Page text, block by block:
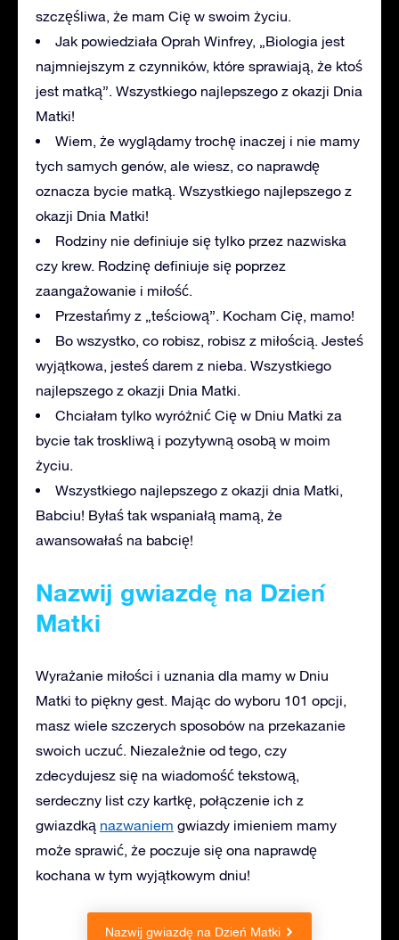
szczęśliwa, że mam Cię w swoim życiu.
Jak powiedziała Oprah Winfrey, „Biologia jest
najmniejszym z czynników, które sprawiają, że ktoś
jest matką”. Wszystkiego najlepszego z okazji Dnia
Matki!
Wiem, że wyglądamy trochę inaczej i nie mamy
tych samych genów, ale wiesz, co naprawdę
oznacza bycie matką. Wszystkiego najlepszego z
okazji Dnia Matki!
Rodziny nie definiuje się tylko przez nazwiska
czy krew. Rodzinę definiuje się poprzez
zaangażowanie i miłość.
Przestańmy z „teściową”. Kocham Cię, mamo!
Bo wszystko, co robisz, robisz z miłością. Jesteś
wyjątkowa, jesteś darem z nieba. Wszystkiego
najlepszego z okazji Dnia Matki.
Chciałam tylko wyróżnić Cię w Dniu Matki za
bycie tak troskliwą i pozytywną osobą w moim
życiu.
Wszystkiego najlepszego z okazji dnia Matki,
Babciu! Byłaś tak wspaniałą mamą, że
awansowałaś na babcię!
Nazwij gwiazdę na Dzień
Matki
Wyrażanie miłości i uznania dla mamy w Dniu
Matki to piękny gest. Mając do wyboru 101 opcji,
masz wiele szczerych sposobów na przekazanie
swoich uczuć. Niezależnie od tego, czy
zdecydujesz się na wiadomość tekstową,
serdeczny list czy kartkę, połączenie ich z
gwiazdką nazwaniem gwiazdy imieniem mamy
może sprawić, że poczuje się ona naprawdę
kochana w tym wyjątkowym dniu!
Nazwij gwiazdę na Dzień Matki